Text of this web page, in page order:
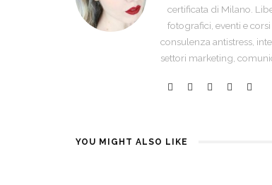
certificata di Milano.
fotografici, eventi e
consulenza antistress,
settori marketing,
YOU MIGHT ALSO LIKE